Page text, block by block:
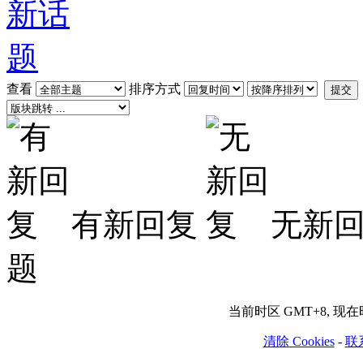
查看 排序方式 提交
有新回复
无新
题
当前时区 GMT+8, 现在
清除 Cookies- 联